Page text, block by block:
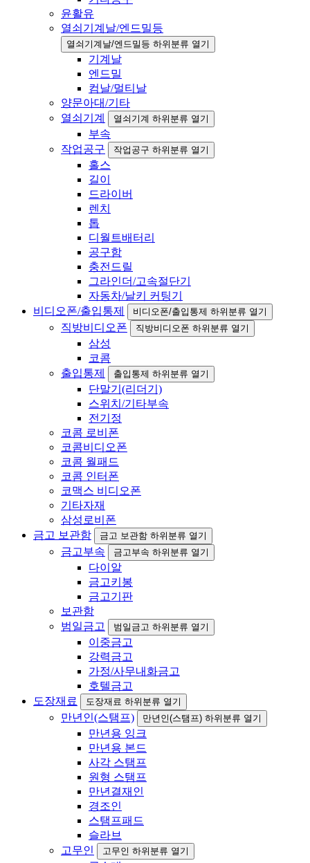
윤활유
열쇠기계날/엔드밀등
열쇠기계날/엔드밀등 하위분류 열기
기계날
엔드밀
컴날/멀티날
양문아대/기타
열쇠기계
열쇠기계 하위분류 열기
부속
작업공구
작업공구 하위분류 열기
홀스
길이
드라이버
렌치
톱
디월트배터리
공구함
충전드릴
그라인더/고속절단기
자동차/날키 커팅기
비디오폰/출입통제
비디오폰/출입통제 하위분류 열기
직방비디오폰 직방비디오폰 하위분류 열기
삼성
코콤
출입통제
출입통제 하위분류 열기
단말기(리더기)
스위치/기타부속
전기정
코콤 로비폰
코콤비디오폰
코콤 월패드
코콤 인터폰
코맥스 비디오폰
기타자재
삼성로비폰
금고 보관함
금고 보관함 하위분류 열기
금고부속 금고부속 하위분류 열기
다이알
금고키봉
금고기판
보관함
범일금고
범일금고 하위분류 열기
이중금고
강력금고
가정/사무내화금고
호텔금고
도장재료
도장재료 하위분류 열기
만년인(스탬프) 만년인(스탬프) 하위분류 열기
만년용 잉크
만년용 본드
사각 스탬프
원형 스탬프
만년결재인
경조인
스탬프패드
슬라브
고무인
고무인 하위분류 열기